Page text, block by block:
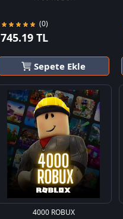
(0)
745.19 TL
Sepete Ekle
4000 ROBUX